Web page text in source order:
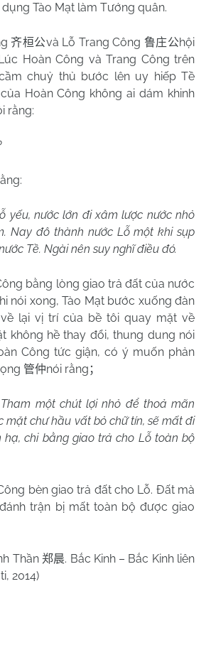
Tào Mạt làm Tướng quân.
齐桓公và Lỗ Trang Công 鲁庄公hội
Hoàn Công và Trang Công trên
chuỷ thủ bước lên uy hiếp Tề
Hoàn Công không ai dám khinh
rằng:
yếu, nước lớn đi xâm lược nước nhỏ
Nay đô thành nước Lỗ một khi sụp
Tề. Ngài nên suy nghĩ điều đó.
bằng lòng giao trả đất của nước
nói xong, Tào Mạt bước xuống đàn
lại vị trí của bề tôi quay mặt về
không hề thay đổi, thung dung nói
Công tức giận, có ý muốn phản
管仲nói rằng ；
một chút lợi nhỏ để thoả mãn
mặt chư hầu vất bỏ chữ tín, sẽ mất đi
hạ, chi bằng giao trả cho Lỗ toàn bộ
bèn giao trả đất cho Lỗ. Đất mà
trận bị mất toàn bộ được giao
Thần 郑晨. Bắc Kinh – Bắc Kinh liên
2014)